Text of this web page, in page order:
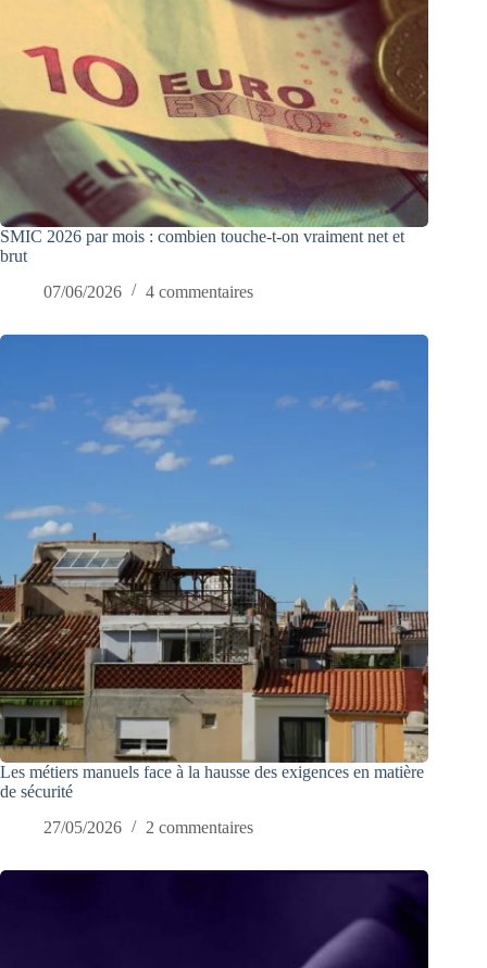
SMIC 2026 par mois : combien touche-t-on vraiment net et
brut
07/06/2026
4 commentaires
Les métiers manuels face à la hausse des exigences en matière
de sécurité
27/05/2026
2 commentaires